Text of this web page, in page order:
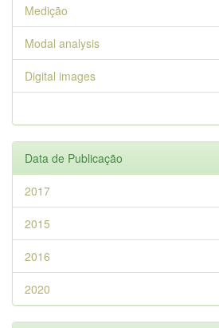
Medição
Modal analysis
Digital images
Data de Publicação
2017
2015
2016
2020